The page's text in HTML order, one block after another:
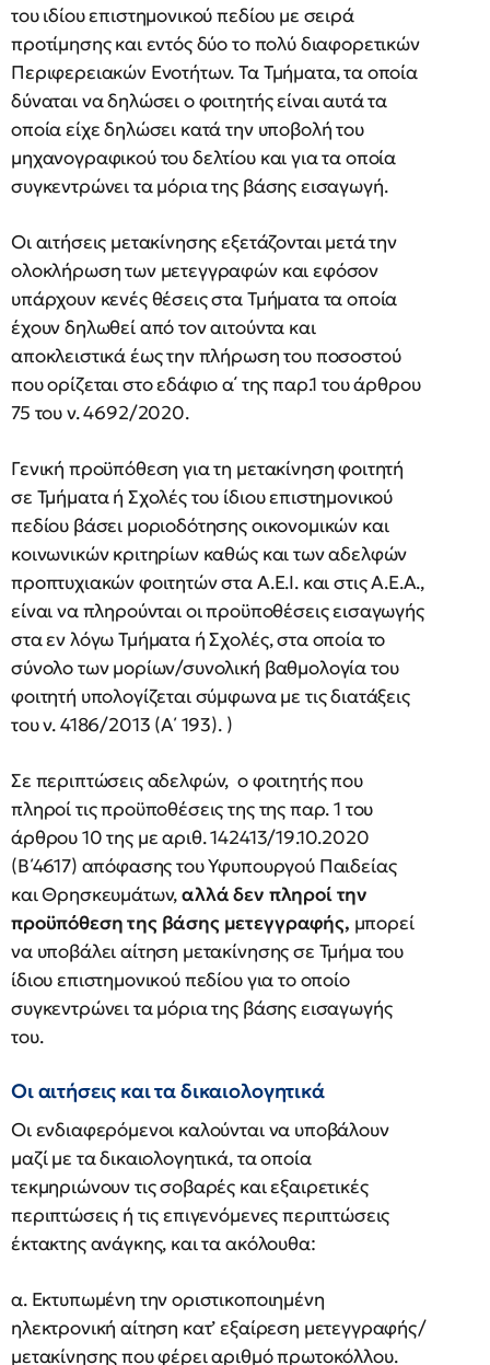
του ιδίου επιστημονικού πεδίου με σειρά
προτίμησης και εντός δύο το πολύ διαφορετικών
Περιφερειακών Ενοτήτων. Τα Τμήματα, τα οποία
δύναται να δηλώσει ο φοιτητής είναι αυτά τα
οποία είχε δηλώσει κατά την υποβολή του
μηχανογραφικού του δελτίου και για τα οποία
συγκεντρώνει τα μόρια της βάσης εισαγωγή.
Οι αιτήσεις μετακίνησης εξετάζονται μετά την
ολοκλήρωση των μετεγγραφών και εφόσον
υπάρχουν κενές θέσεις στα Τμήματα τα οποία
έχουν δηλωθεί από τον αιτούντα και
αποκλειστικά έως την πλήρωση του ποσοστού
που ορίζεται στο εδάφιο α΄ της παρ.1 του άρθρου
75 του ν. 4692/2020.
Γενική προϋπόθεση για τη μετακίνηση φοιτητή
σε Τμήματα ή Σχολές του ίδιου επιστημονικού
πεδίου βάσει μοριοδότησης οικονομικών και
κοινωνικών κριτηρίων καθώς και των αδελφών
προπτυχιακών φοιτητών στα Α.Ε.Ι. και στις Α.Ε.Α.,
είναι να πληρούνται οι προϋποθέσεις εισαγωγής
στα εν λόγω Τμήματα ή Σχολές, στα οποία το
σύνολο των μορίων/συνολική βαθμολογία του
φοιτητή υπολογίζεται σύμφωνα με τις διατάξεις
του ν. 4186/2013 (Α΄ 193). )
Σε περιπτώσεις αδελφών, ο φοιτητής που
πληροί τις προϋποθέσεις της της παρ. 1 του
άρθρου 10 της με αριθ. 142413/19.10.2020
(Β΄4617) απόφασης του Υφυπουργού Παιδείας
και Θρησκευμάτων,αλλά δεν πληροί την
προϋπόθεση της βάσης μετεγγραφής, μπορεί
να υποβάλει αίτηση μετακίνησης σε Τμήμα του
ίδιου επιστημονικού πεδίου για το οποίο
συγκεντρώνει τα μόρια της βάσης εισαγωγής
του.
Οι αιτήσεις και τα δικαιολογητικά
Οι ενδιαφερόμενοι καλούνται να υποβάλουν
μαζί με τα δικαιολογητικά, τα οποία
τεκμηριώνουν τις σοβαρές και εξαιρετικές
περιπτώσεις ή τις επιγενόμενες περιπτώσεις
έκτακτης ανάγκης, και τα ακόλουθα:
α. Εκτυπωμένη την οριστικοποιημένη
ηλεκτρονική αίτηση κατ’ εξαίρεση μετεγγραφής/
μετακίνησης που φέρει αριθμό πρωτοκόλλου.